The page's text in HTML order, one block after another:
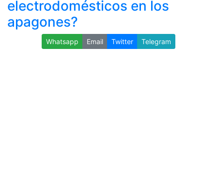
electrodomésticos en los
apagones?
Whatsapp Email Twitter Telegram